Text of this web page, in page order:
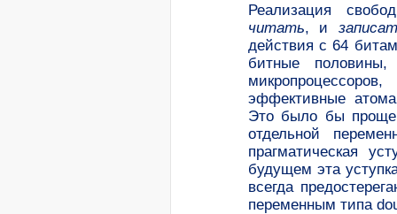
Реализация
читать, и
действия с 64
битные
эффективные
Это было бы проще
отдельной
прагматическая
будущем эта
всегда
переменным типа